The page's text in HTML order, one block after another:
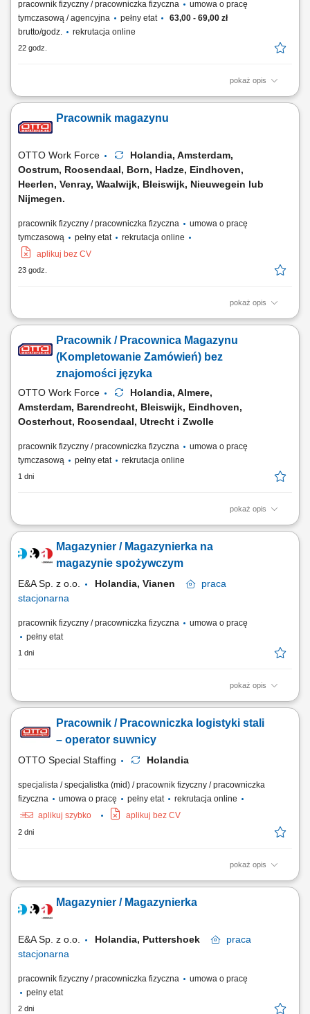
pracownik fizyczny / pracowniczka fizyczna
umowa o pracę
tymczasową / agencyjna
pełny etat
63,00 - 69,00 zł
brutto/godz.
rekrutacja online
22 godz.
pokaż opis
Zadania na stanowisku: Weryfikacja ilościowa i jakościowa towarów
programu magazynowego oraz arkuszy Excel; Składanie zamówień na
brakujące artykuły niespożywcze; Kontrola jakościowa oraz ilościowa
Pracownik magazynu
OTTO Work Force
Holandia, Amsterdam,
Oostrum, Roosendaal, Born, Hadze, Eindhoven,
Heerlen, Venray, Waalwijk, Bleiswijk, Nieuwegein lub
Nijmegen.
pracownik fizyczny / pracowniczka fizyczna
umowa o pracę
tymczasową
pełny etat
rekrutacja online
aplikuj bez CV
23 godz.
pokaż opis
Twoje codzienne zadania Wspierasz codzienną pracę w magazynie.
Ostrożnie załaduj i rozładuj ciężarówki. Umieść przedmioty we
właściwym miejscu. Prowadź EPT lub inny wózek elektryczny. Przygotuj
towar do wysyłki. Pomoc...
Pracownik / Pracownica Magazynu
(Kompletowanie Zamówień) bez
znajomości języka
OTTO Work Force
Holandia, Almere,
Amsterdam, Barendrecht, Bleiswijk, Eindhoven,
Oosterhout, Roosendaal, Utrecht i Zwolle
pracownik fizyczny / pracowniczka fizyczna
umowa o pracę
tymczasową
pełny etat rekrutacja online
1 dni
pokaż opis
Zadania Przygotowywanie zamówień dla klientów e-supermarketu z
Selekcja produktów pod kątem ich właściwego stanu, świeżości oraz
poprawnej liczby sztuk. Zabezpieczanie towarów i układanie ich w
Magazynier / Magazynierka na
magazynie spożywczym
E&A Sp. z o.o. Holandia, Vianen
praca
stacjonarna
pracownik fizyczny / pracowniczka fizyczna
umowa o pracę
pełny etat
1 dni
pokaż opis
Zakres obowiązków: kontrola jakości i ilości skompletowanych
zamówień według tras i klientów; zgłaszanie i rozwiązywanie
ewentualnych niezgodności; Wymagania: komunikatywny poziom
Pracownik / Pracowniczka logistyki stali
– operator suwnicy
OTTO Special Staffing Holandia
specjalista / specjalistka (mid) / pracownik fizyczny / pracowniczka
fizyczna
umowa o pracę pełny etat
rekrutacja online
aplikuj szybko
aplikuj bez CV
2 dni
pokaż opis
Opis stanowiska: realizacja operacji logistycznych związanych z
przemieszczaniu ciężkich elementów metalowych, załadunek i
rozładunek transportów ciężarowych zgodnie z procedurami, kontrola
Magazynier / Magazynierka
E&A Sp. z o.o. Holandia, Puttershoek
praca
stacjonarna
pracownik fizyczny / pracowniczka fizyczna
umowa o pracę
pełny etat
2 dni